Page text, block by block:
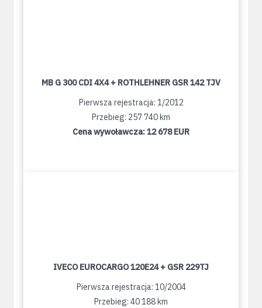
MB G 300 CDI 4X4 + ROTHLEHNER GSR 142 TJV
Pierwsza rejestracja: 1/2012
Przebieg: 257 740 km
Cena wywoławcza:12 678 EUR
IVECO EUROCARGO 120E24 + GSR 229TJ
Pierwsza rejestracja: 10/2004
Przebieg: 40 188 km